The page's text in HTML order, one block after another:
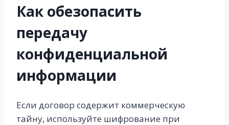
Как обезопасить
передачу
конфиденциальной
информации
Если договор содержит коммерческую
тайну, используйте шифрование при